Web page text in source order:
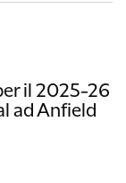
il 2025-26
ad Anfield